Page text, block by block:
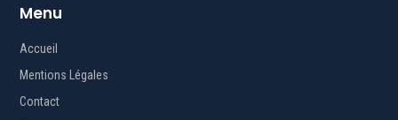
Menu
Accueil
Mentions Légales
Contact